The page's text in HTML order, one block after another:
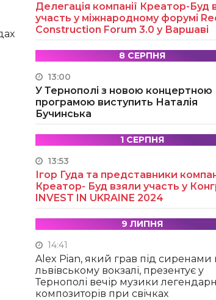
Делегація компанії Креатор-Буд
участь у міжнародному форумі
Construction Forum 3.0 у Варшаві
8 СЕРПНЯ
13:00
У Тернополі з новою концертною
програмою виступить Наталія
Бучинська
1 СЕРПНЯ
13:53
Ігор Гуда та представники
Креатор- Буд взяли участь у
INVEST IN UKRAINE 2024
9 ЛИПНЯ
14:41
Alex Pian, який грав під сиренами
львівському вокзалі, презентує у
Тернополі вечір музики
композиторів при свічках